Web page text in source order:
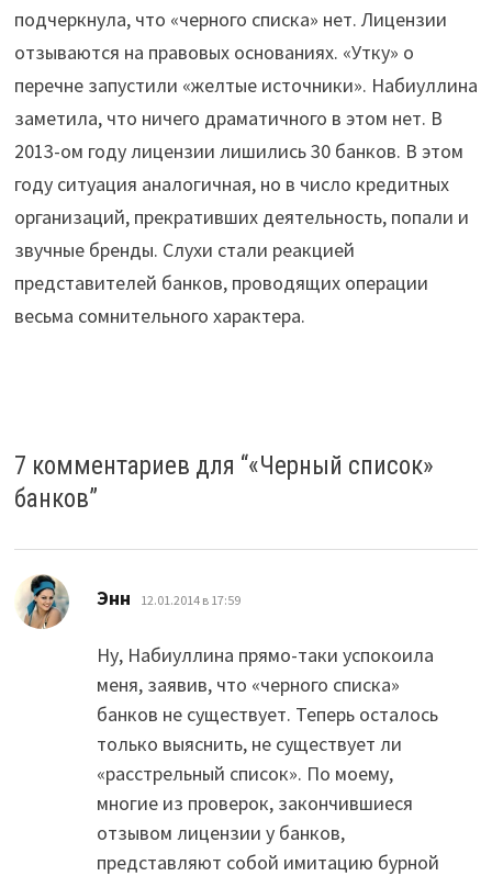
подчеркнула, что «черного списка» нет. Лицензии
отзываются на правовых основаниях. «Утку» о
перечне запустили «желтые источники». Набиуллина
заметила, что ничего драматичного в этом нет. В
2013-ом году лицензии лишились 30 банков. В этом
году ситуация аналогичная, но в число кредитных
организаций, прекративших деятельность, попали и
звучные бренды. Слухи стали реакцией
представителей банков, проводящих операции
весьма сомнительного характера.
7 комментариев для “«Черный список»
банков”
Энн 12.01.2014 в 17:59
Ну, Набиуллина прямо-таки успокоила
меня, заявив, что «черного списка»
банков не существует. Теперь осталось
только выяснить, не существует ли
«расстрельный список». По моему,
многие из проверок, закончившиеся
отзывом лицензии у банков,
представляют собой имитацию бурной